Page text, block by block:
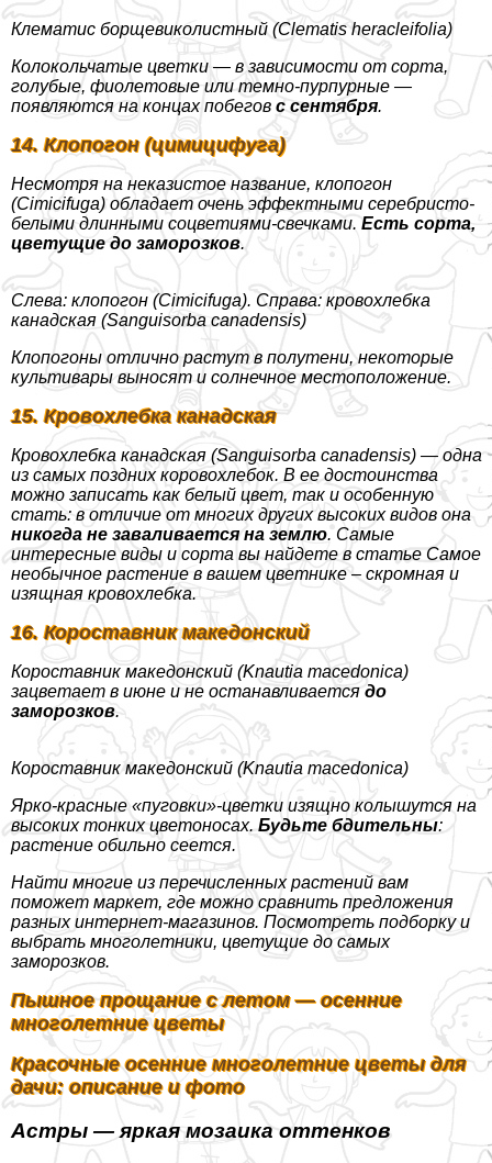
Клематис борщевиколистный (Clematis heracleifolia)
Колокольчатые цветки — в зависимости от сорта,
гoлyбые, фиолетовые или темно-пурпурные —
появляются на концах побегов с сентября.
14. Клопогон (цимицифуга)
Несмотря на неказистое название, клопогон
(Cimicifuga) обладает очень эффектными серебристо-
белыми длинными соцветиями-свечками.Есть сорта,
цветущие до заморозков.
Слева: клопогон (Cimicifuga). Справа: кровохлебка
канадская (Sanguisorba canadensis)
Клопогоны отлично растут в полутени, некоторые
культивары выносят и солнечное местоположение.
15. Кровохлебка канадская
Кровохлебка канадская (Sanguisorba canadensis) — одна
из самых поздних коровохлебок. В ее достоинства
можно записать как белый цвет, так и особенную
стать: в отличие от многих других высоких видов она
никогда не заваливается на землю. Самые
интересные виды и сорта вы найдете в статье Самое
необычное растение в вашем цветнике – скромная и
изящная кровохлебка.
16. Короставник македонский
Короставник македонский (Knautia macedonica)
зацветает в июне и не останавливаетсядо
заморозков.
Короставник македонский (Knautia macedonica)
Ярко-красные «пуговки»-цветки изящно колышутся на
высоких тонких цветоносах. Будьте бдительны:
растение обильно сеется.
Найти многие из перечисленных растений вам
поможет маркет, где можно сравнить предложения
разных интернет-магазинов. Посмотреть подборку и
выбрать многолетники, цветущие до самых
заморозков.
Пышное прощание с летом — осенние
многолетние цветы
Красочные осенние многолетние цветы для
дачи: описание и фото
Астры — яркая мозаика оттенков